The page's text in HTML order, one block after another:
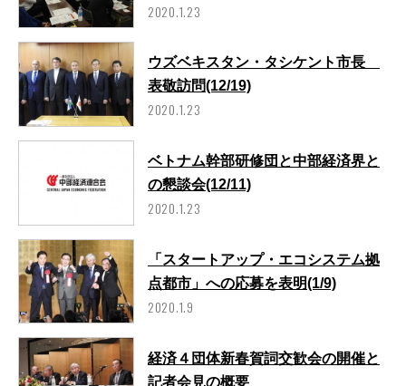
2020.1.23
ウズベキスタン・タシケント市長
表敬訪問(12/19)
2020.1.23
ベトナム幹部研修団と中部経済界と
の懇談会(12/11)
2020.1.23
「スタートアップ・エコシステム拠
点都市」への応募を表明(1/9)
2020.1.9
経済４団体新春賀詞交歓会の開催と
記者会見の概要